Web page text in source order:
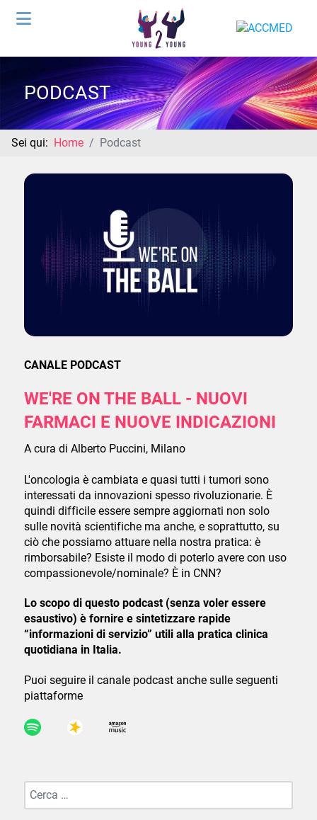
PODCAST
Sei qui: Home Podcast
CANALE PODCAST
WE'RE ON THE BALL - NUOVI
FARMACI E NUOVE INDICAZIONI
A cura di Alberto Puccini, Milano
L'oncologia è cambiata e quasi tutti i tumori sono
interessati da innovazioni spesso rivoluzionarie. È
quindi difficile essere sempre aggiornati non solo
sulle novità scientifiche ma anche, e soprattutto, su
ciò che possiamo attuare nella nostra pratica: è
rimborsabile? Esiste il modo di poterlo avere con uso
compassionevole/nominale? È in CNN?
Lo scopo di questo podcast (senza voler essere
esaustivo) è fornire e sintetizzare rapide
“informazioni di servizio” utili alla pratica clinica
quotidiana in Italia.
Puoi seguire il canale podcast anche sulle seguenti
piattaforme
Cerca negli episodi...